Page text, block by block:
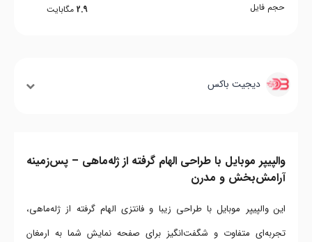
حجم فایل
2.9 مگابایت
دیجیت باکس
والپیپر موبایل با طراحی الهام گرفته از ژله‌ماهی – پس‌زمینه
آرامش‌بخش و مدرن
این والپیپر موبایل با طراحی زیبا و فانتزی الهام گرفته از ژله‌ماهی،
تجربه‌ای متفاوت و شگفت‌انگیز برای صفحه نمایش شما به ارمغان